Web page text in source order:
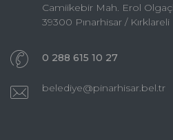
Camiikebir Mah. Erol
39300 Pınarhisar / Kırklareli
0 288 615 10 27
belediye@pinarhisar.bel.tr